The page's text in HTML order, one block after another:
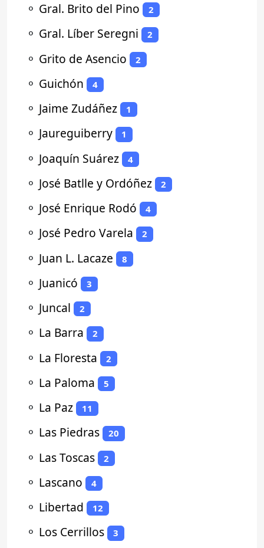
⚬ Gral. Brito del Pino 2
⚬ Gral. Líber Seregni 2
⚬ Grito de Asencio 2
⚬ Guichón 4
⚬ Jaime Zudáñez 1
⚬ Jaureguiberry 1
⚬ Joaquín Suárez 4
⚬ José Batlle y Ordóñez 2
⚬ José Enrique Rodó 4
⚬ José Pedro Varela 2
⚬ Juan L. Lacaze 8
⚬ Juanicó 3
⚬ Juncal 2
⚬ La Barra 2
⚬ La Floresta 2
⚬ La Paloma 5
⚬ La Paz 11
⚬ Las Piedras 20
⚬ Las Toscas 2
⚬ Lascano 4
⚬ Libertad 12
⚬ Los Cerrillos 3